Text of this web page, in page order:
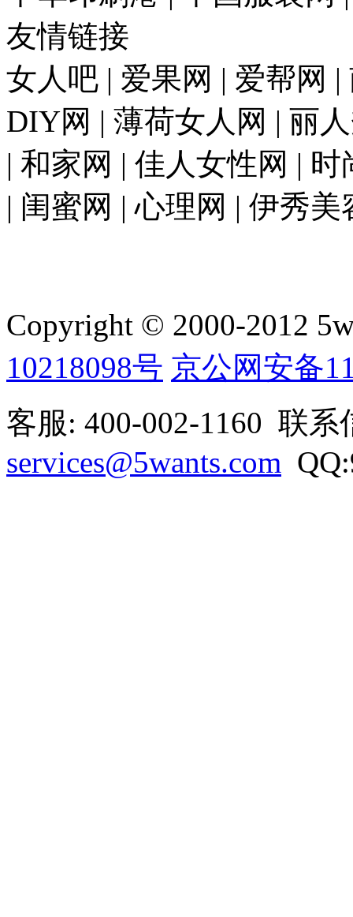
友情链接
女人吧 | 爱果网 | 爱帮网
DIY网 | 薄荷女人网 | 丽
| 和家网 | 佳人女性网 |
| 闺蜜网 | 心理网 | 伊秀美
Copyright © 2000-2012
10218098号 京公网安备
客服: 400-002-1160 联系
services@5wants.com